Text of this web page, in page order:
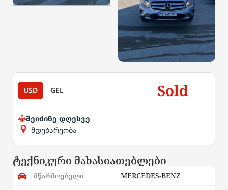
USD GEL Sold
შეიძინე დღესვე
მდებარეობა
ტექნიკური მახასიათებლები
მწარმოებელი MERCEDES-BENZ